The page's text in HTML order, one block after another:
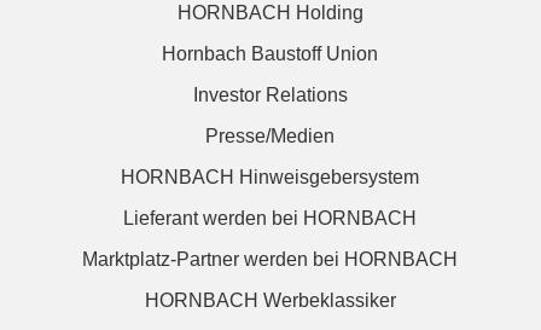
HORNBACH Holding
Hornbach Baustoff Union
Investor Relations
Presse/Medien
HORNBACH Hinweisgebersystem
Lieferant werden bei HORNBACH
Marktplatz-Partner werden bei HORNBACH
HORNBACH Werbeklassiker